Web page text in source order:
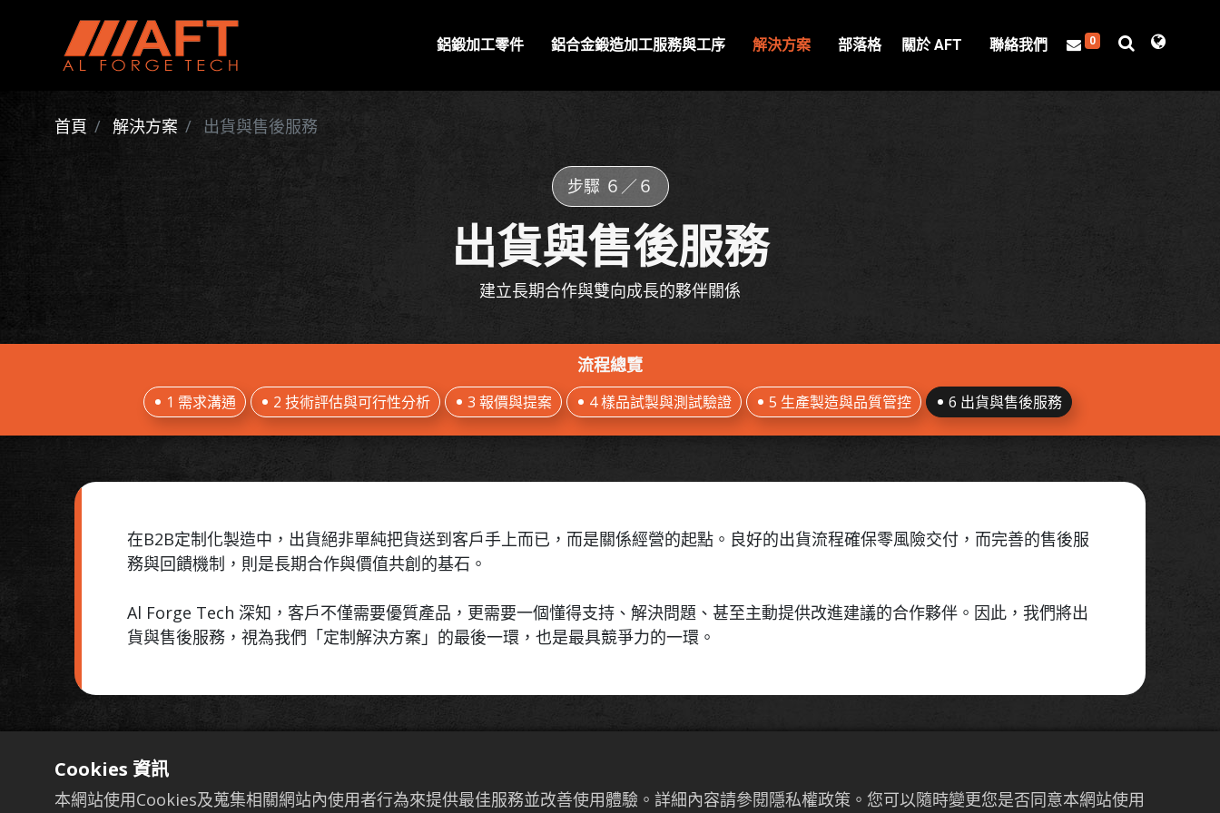
鋁鍛加工零件 鋁合金鍛造加工服務與工序 解決方案 部落格 關於 AFT 聯絡我們 0
首頁 解決方案 出貨與售後服務
步驟 ６／６
出貨與售後服務
建立長期合作與雙向成長的夥伴關係
流程總覽
1 需求溝通 2 技術評估與可行性分析 3 報價與提案 4 樣品試製與測試驗證 5 生產製造與品質管控 6 出貨與售後服務
在B2B定制化製造中，出貨絕非單純把貨送到客戶手上而已，而是關係經營的起點。良好的出貨流程確保零風險交付，而完善的售後服
務與回饋機制，則是長期合作與價值共創的基石。
Al Forge Tech 深知，客戶不僅需要優質產品，更需要一個懂得支持、解決問題、甚至主動提供改進建議的合作夥伴。因此，我們將出
貨與售後服務，視為我們「定制解決方案」的最後一環，也是最具競爭力的一環。
A 出貨前的最終品質確認與標準化作業
Cookies 資訊
本網站使用Cookies及蒐集相關網站內使用者行為來提供最佳服務並改善使用體驗。詳細內容請參閱隱私權政策。您可以隨時變更您是否同意本網站使用